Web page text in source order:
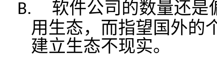
B.
软件公司的数量还是
用生态，而指望国外的
建立生态不现实。